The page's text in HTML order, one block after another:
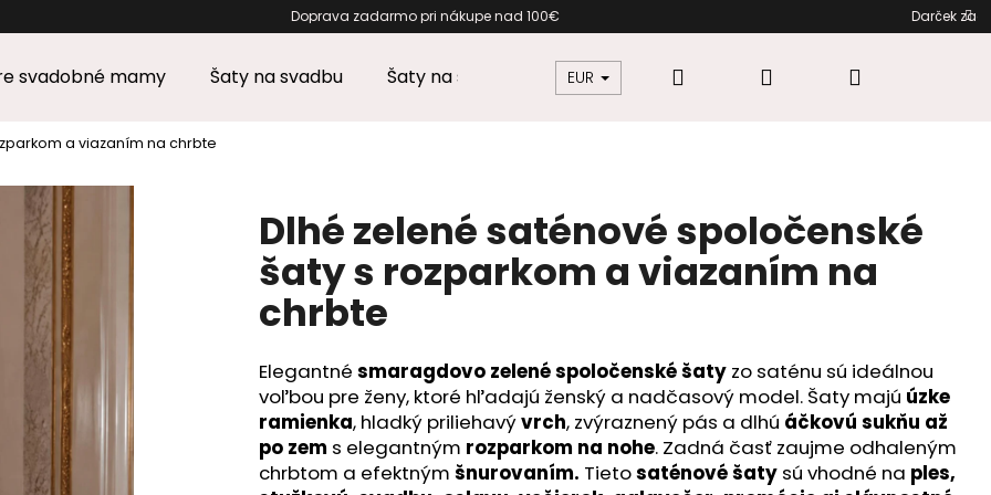
Doprava zadarmo pri nákupe nad 100€ Darček
svadobné mamy Šaty na svadbu Šaty na stužkovú Šaty pre moletky Dámska móda
EUR Hľadať Prihlásenie
a viazaním na chrbte
Dlhé zelené saténové spoločenské
šaty s rozparkom a viazaním na
chrbte
Elegantné smaragdovo zelené spoločenské šaty zo saténu sú ideálnou
voľbou pre ženy, ktoré hľadajú ženský a nadčasový model. Šaty majú úzke
ramienka, hladký priliehavývrch, zvýraznený pás a dlhú áčkovú sukňu až
po zem s elegantným rozparkom na nohe. Zadná časť zaujme odhaleným
chrbtom a efektným šnurovaním. Tietosaténové šaty sú vhodné na ples,